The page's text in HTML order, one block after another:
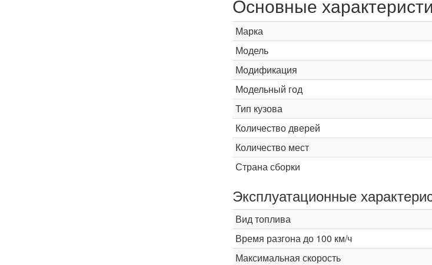
Основные
Марка
Модель
Модификация
Модельный год
Тип кузова
Количество дверей
Количество мест
Страна сборки
Эксплуатационные
Вид топлива
Время разгона до 100 км/ч
Максимальная скорость